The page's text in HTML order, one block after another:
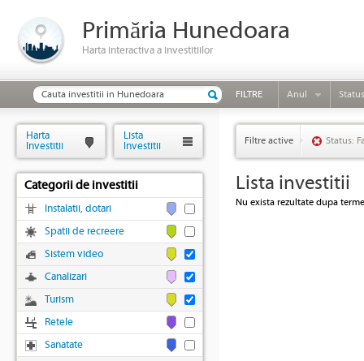
Primăria Hunedoara
Harta interactiva a investitiilor
FILTRE Anul Status
Filtre active Status:
Lista investitii
Nu exista rezultate dupa
Harta
Investitii
Lista
Investitii
Categorii de investitii
Instalatii, dotari
Spatii de recreere
Sistem video
Canalizari
Turism
Retele
Sanatate